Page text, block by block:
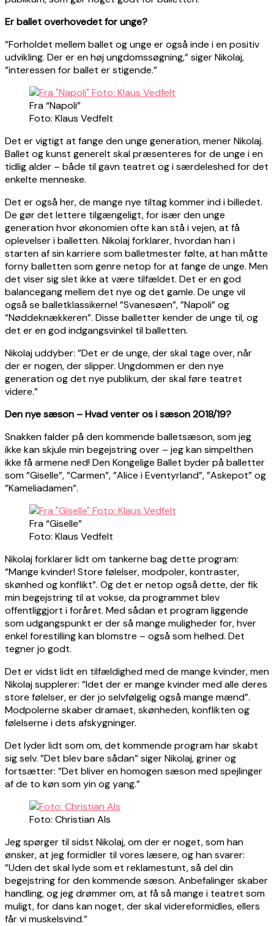
Er ballet overhovedet for unge?
”Forholdet mellem ballet og unge er også inde i en positiv
udvikling. Der er en høj ungdomssøgning,” siger Nikolaj,
”interessen for ballet er stigende.”
Fra “Napoli”
Foto: Klaus Vedfelt
Det er vigtigt at fange den unge generation, mener Nikolaj.
Ballet og kunst generelt skal præsenteres for de unge i en
tidlig alder – både til gavn teatret og i særdeleshed for det
enkelte menneske.
Det er også her, de mange nye tiltag kommer ind i billedet.
De gør det lettere tilgængeligt, for især den unge
generation hvor økonomien ofte kan stå i vejen, at få
oplevelser i balletten. Nikolaj forklarer, hvordan han i
starten af sin karriere som balletmester følte, at han måtte
forny balletten som genre netop for at fange de unge. Men
det viser sig slet ikke at være tilfældet. Det er en god
balancegang mellem det nye og det gamle. De unge vil
også se balletklassikerne! ”Svanesøen”, ”Napoli” og
”Nøddeknækkeren”. Disse balletter kender de unge til, og
det er en god indgangsvinkel til balletten.
Nikolaj uddyber: ”Det er de unge, der skal tage over, når
der er nogen, der slipper. Ungdommen er den nye
generation og det nye publikum, der skal føre teatret
videre.”
Den nye sæson – Hvad venter os i sæson 2018/19?
Snakken falder på den kommende balletsæson, som jeg
ikke kan skjule min begejstring over – jeg kan simpelthen
ikke få armene ned! Den Kongelige Ballet byder på balletter
som ”Giselle”, ”Carmen”, ”Alice i Eventyrland”, ”Askepot” og
”Kameliadamen”.
Fra “Giselle”
Foto: Klaus Vedfelt
Nikolaj forklarer lidt om tankerne bag dette program:
”Mange kvinder! Store følelser, modpoler, kontraster,
skønhed og konflikt”. Og det er netop også dette, der fik
min begejstring til at vokse, da programmet blev
offentliggjort i foråret. Med sådan et program liggende
som udgangspunkt er der så mange muligheder for, hver
enkel forestilling kan blomstre – også som helhed. Det
tegner jo godt.
Det er vidst lidt en tilfældighed med de mange kvinder, men
Nikolaj supplerer: ”Idet der er mange kvinder med alle deres
store følelser, er der jo selvfølgelig også mange mænd”.
Modpolerne skaber dramaet, skønheden, konflikten og
følelserne i dets afskygninger.
Det lyder lidt som om, det kommende program har skabt
sig selv. ”Det blev bare sådan” siger Nikolaj, griner og
fortsætter: ”Det bliver en homogen sæson med spejlinger
af de to køn som yin og yang.”
Foto: Christian Als
Jeg spørger til sidst Nikolaj, om der er noget, som han
ønsker, at jeg formidler til vores læsere, og han svarer:
”Uden det skal lyde som et reklamestunt, så del din
begejstring for den kommende sæson. Anbefalinger skaber
handling, og jeg drømmer om, at få så mange i teatret som
muligt, for dans kan noget, der skal videreformidles, ellers
får vi muskelsvind.”